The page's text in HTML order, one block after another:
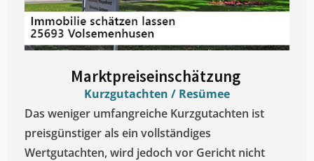
Marktpreiseinschätzung ​
Kurzgutachten / Resümee
Das weniger umfangreiche Kurzgutachten ist
preisgünstiger als ein vollständiges
Wertgutachten, wird jedoch vor Gericht nicht